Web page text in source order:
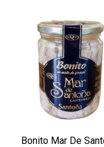
Bonito Mar De